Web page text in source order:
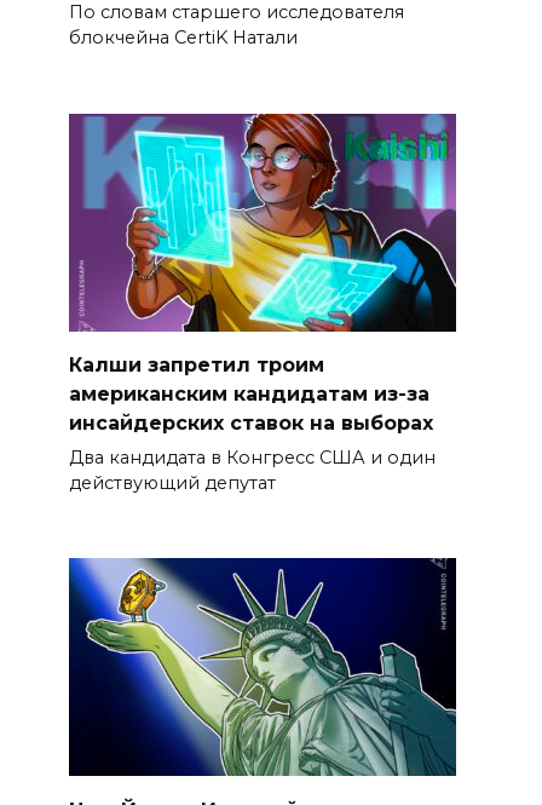
По словам старшего исследователя
блокчейна CertiK Натали
Калши запретил троим
американским кандидатам из-за
инсайдерских ставок на выборах
Два кандидата в Конгресс США и один
действующий депутат